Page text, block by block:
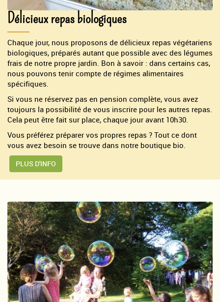
Délicieux repas biologiques
Chaque jour, nous proposons de délicieux repas végétariens
biologiques, préparés autant que possible avec des légumes
frais de notre propre jardin. Bon à savoir : dans certains cas,
nous pouvons tenir compte de régimes alimentaires
spécifiques.
Si vous ne réservez pas en pension complète, vous avez
toujours la possibilité de vous inscrire pour les autres repas.
Cela peut être fait sur place, chaque jour avant 10h30.
Vous préférez préparer vos propres repas ? Tout ce dont
vous avez besoin se trouve dans notre boutique bio.
PLUS D'INFO